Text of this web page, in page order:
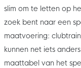
slim om te letten op
zoek bent naar een
maatvoering:
kunnen net iets
maattabel van het